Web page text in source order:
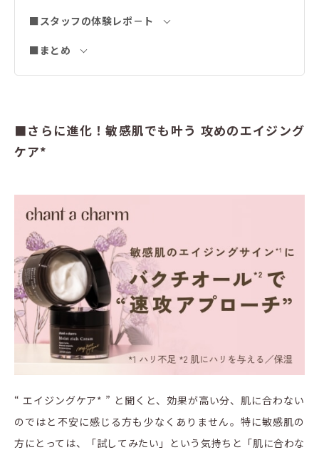
■スタッフの体験レポ－ト
■まとめ
■さらに進化！敏感肌でも叶う 攻めのエイジング
ケア*
“ エイジングケア* ” と聞くと、効果が高い分、肌に合わない
のではと不安に感じる方も少なくありません。特に敏感肌の
方にとっては、「試してみたい」という気持ちと「肌に合わな